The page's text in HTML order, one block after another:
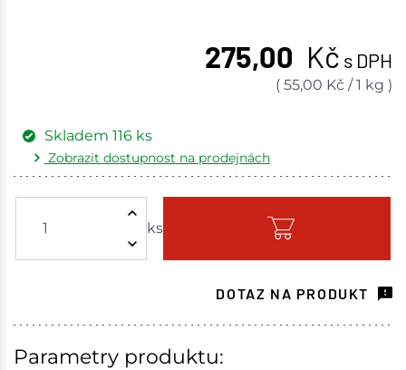
275,00 Kč s DPH
( 55,00 Kč /1 kg )
ks
Skladem 116 ks
Zobrazit dostupnost na prodejnách
Skladem - ihned k odeslání
Velké Meziříčí 16 ks
DOTAZ NA PRODUKT
Parametry produktu: